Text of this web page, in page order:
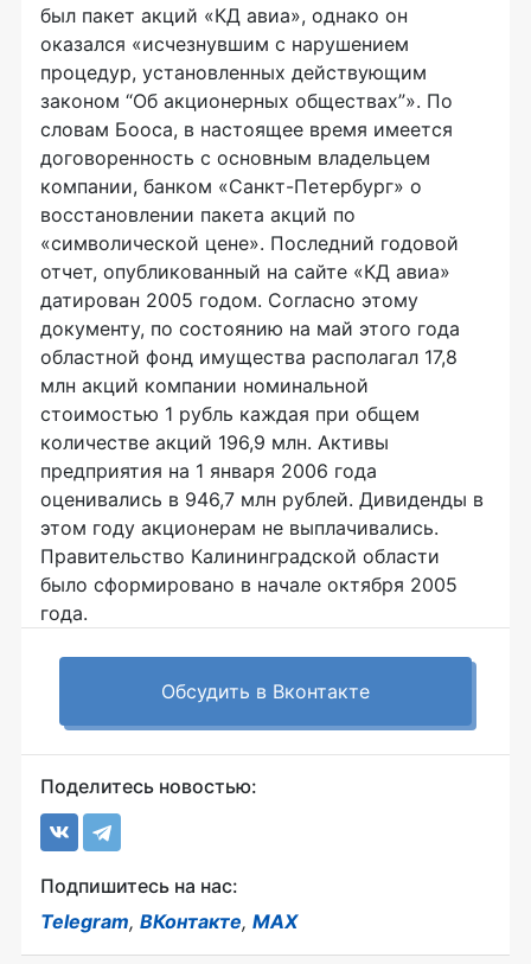
был пакет акций «КД авиа», однако он
оказался «исчезнувшим с нарушением
процедур, установленных действующим
законом “Об акционерных обществах”». По
словам Бооса, в настоящее время имеется
договоренность с основным владельцем
компании, банком «Санкт-Петербург» о
восстановлении пакета акций по
«символической цене». Последний годовой
отчет, опубликованный на сайте «КД авиа»
датирован 2005 годом. Согласно этому
документу, по состоянию на май этого года
областной фонд имущества располагал 17,8
млн акций компании номинальной
стоимостью 1 рубль каждая при общем
количестве акций 196,9 млн. Активы
предприятия на 1 января 2006 года
оценивались в 946,7 млн рублей. Дивиденды в
этом году акционерам не выплачивались.
Правительство Калининградской области
было сформировано в начале октября 2005
года.
Обсудить в Вконтакте
Поделитесь новостью:
Подпишитесь на нас:
Telegram, ВКонтакте, MAX